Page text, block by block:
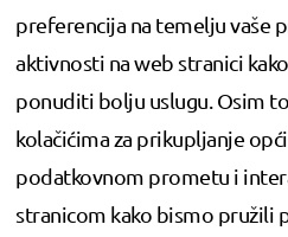
preferencija na temelju vaše
aktivnosti na web stranici
ponuditi bolju uslugu. Osim
kolačićima za prikupljanje
podatkovnom prometu i
stranicom kako bismo pružili